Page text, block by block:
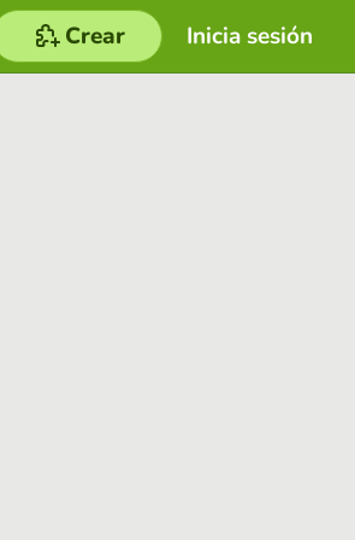
Inicia sesión
Crear